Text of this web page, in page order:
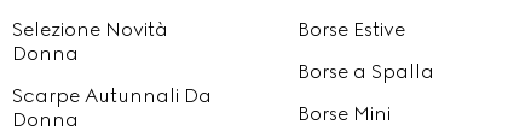
Selezione Novità
Donna
Scarpe Autunnali Da
Donna
Borse Estive
Borse a Spalla
Borse Mini